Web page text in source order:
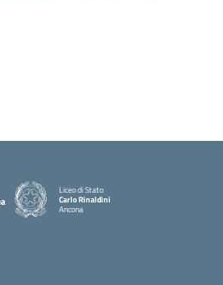
Liceo di Stato
Carlo Rinaldini
Ancona